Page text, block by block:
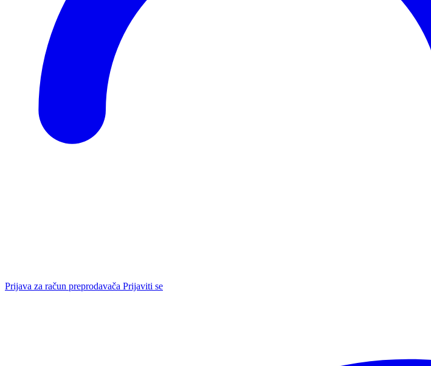
Prijava za račun preprodavača Prijaviti se